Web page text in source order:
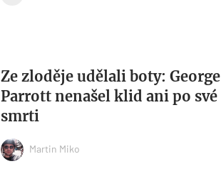
Ze zloděje udělali boty: George
Parrott nenašel klid ani po své
smrti
Martin Miko